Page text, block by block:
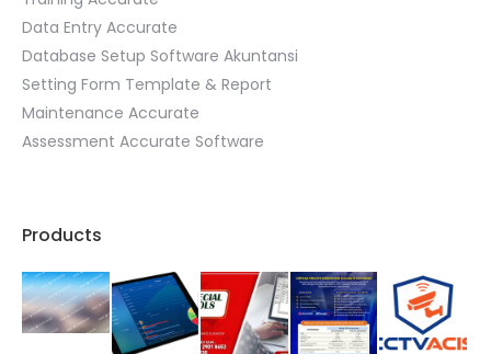
Data Entry Accurate
Database Setup Software Akuntansi
Setting Form Template & Report
Maintenance Accurate
Assessment Accurate Software
Products